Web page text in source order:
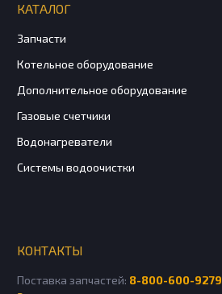
КАТАЛОГ
Запчасти
Котельное оборудование
Дополнительное оборудование
Газовые счетчики
Водонагреватели
Системы водоочистки
КОНТАКТЫ
Поставка запчастей: 8-800-600-9279